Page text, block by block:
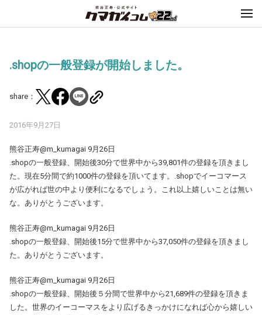
.shopの一般登録が開始しました。
share：
2016年9月27日
熊谷正寿‏@m_kumagai 9月26日
.shopの一般登録、開始後30分で世界中から39,801件の登録を頂きまし
た。現在5分間で約1000件の登録を頂いてます。.shopでイーコマース
が広がれば世の中より便利になるでしょう。これ以上嬉しいことは無い
な。ありがとうございます。
熊谷正寿@m_kumagai 9月26日
.shopの一般登録、開始後15分で世界中から37,050件の登録を頂きまし
た。ありがとうございます。
熊谷正寿@m_kumagai 9月26日
.shopの一般登録、開始後５分間で世界中から21,689件の登録を頂きま
した。世界のイーコーマスをより広げるきっかけになれば心から嬉しい